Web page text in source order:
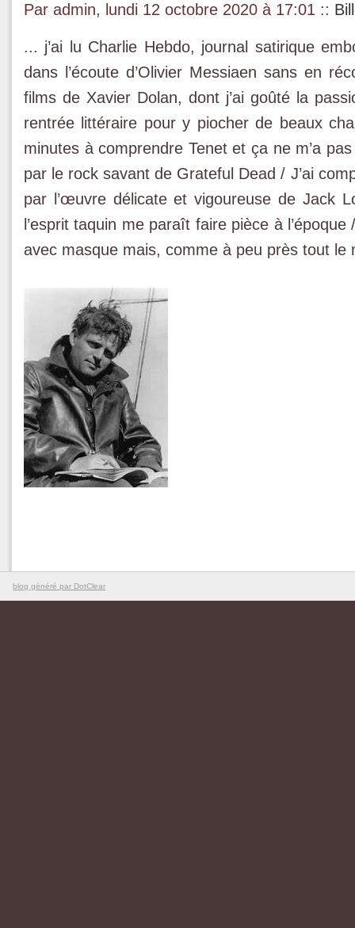
Par admin, lundi 12 octobre 2020 à 17:01 ::
... j’ai lu Charlie Hebdo, journal satirique
dans l’écoute d’Olivier Messiaen sans en
films de Xavier Dolan, dont j’ai goûté la
rentrée littéraire pour y piocher de beaux
minutes à comprendre Tenet et ça ne m’a
par le rock savant de Grateful Dead / J’ai
par l’œuvre délicate et vigoureuse de Jack
l’esprit taquin me paraît faire pièce à
avec masque mais, comme à peu près tout le
blog généré par DotClear